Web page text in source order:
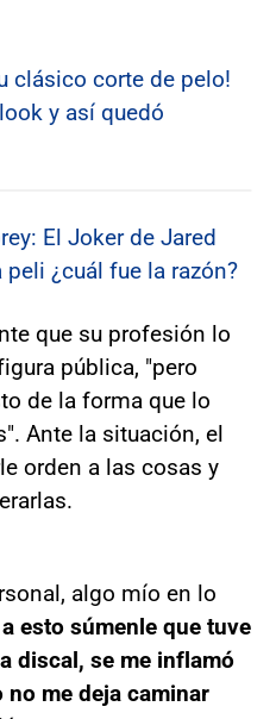
clásico corte de pelo!
y así quedó
El Joker de Jared
¿cuál fue la razón?
que su profesión lo
pública, "pero
de la forma que lo
Ante la situación, el
orden a las cosas y
algo mío en lo
a esto súmenle que tuve
discal, se me inflamó
me deja caminar